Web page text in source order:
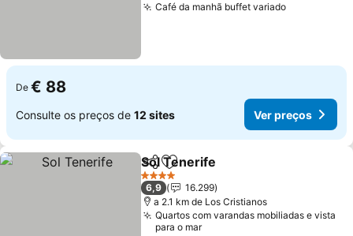
Café da manhã buffet variado
De € 88
Consulte os preços de 12 sites Ver preços
PartilharAdicionar aos favoritos
Sol Tenerife
4 Estrelas
6,9
16.299
a 2.1 km de Los Cristianos
Quartos com varandas mobiliadas e vista
para o mar